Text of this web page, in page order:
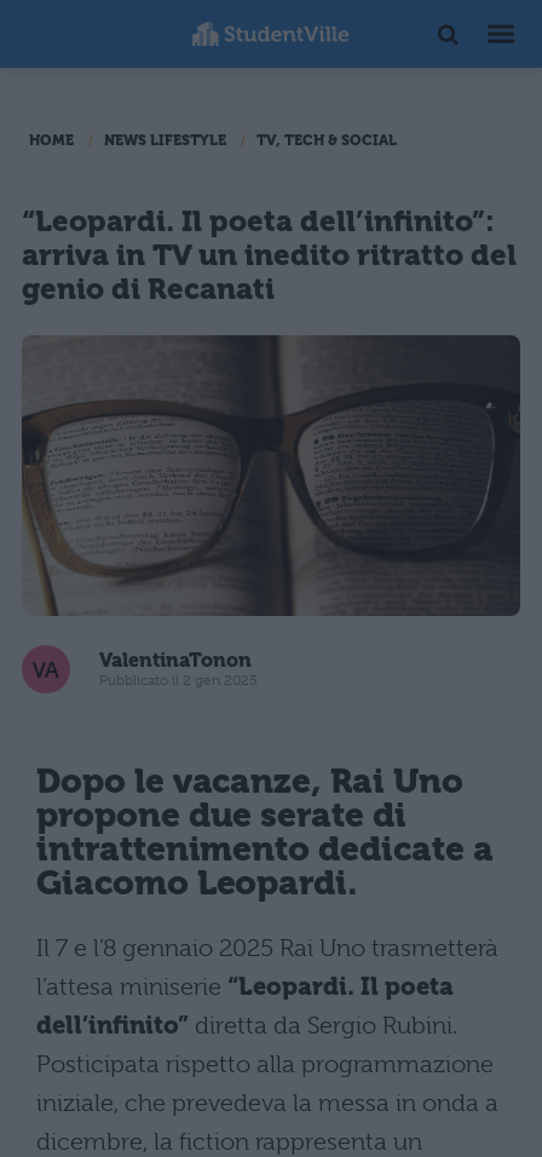
HOME NEWS LIFESTYLE TV, TECH & SOCIAL
“Leopardi. Il poeta dell’infinito”:
arriva in TV un inedito ritratto del
genio di Recanati
ValentinaTonon
Pubblicato il 2 gen 2025
Dopo le vacanze, Rai Uno
propone due serate di
intrattenimento dedicate a
Giacomo Leopardi.
Il 7 e l’8 gennaio 2025 Rai Uno trasmetterà
l’attesa miniserie “Leopardi. Il poeta
dell’infinito” diretta da Sergio Rubini.
Posticipata rispetto alla programmazione
iniziale, che prevedeva la messa in onda a
dicembre, la fiction rappresenta un